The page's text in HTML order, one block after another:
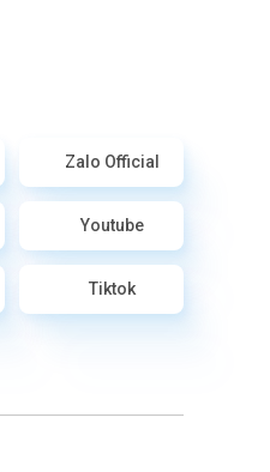
Zalo Official
Youtube
Tiktok